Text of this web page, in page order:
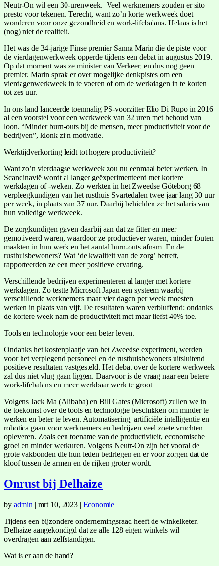
Neutr-On wil een 30-urenweek. Veel werknemers zouden er sito
presto voor tekenen. Terecht, want zo’n korte werkweek doet
wonderen voor onze gezondheid en work-lifebalans. Helaas is het
(nog) niet de realiteit.
Het was de 34-jarige Finse premier Sanna Marin die de piste voor
de vierdagenwerkweek opperde tijdens een debat in augustus 2019.
Op dat moment was ze minister van Verkeer, en dus nog geen
premier. Marin sprak er over mogelijke denkpistes om een
vierdagenwerkweek in te voeren of om de werkdagen in te korten
tot zes uur.
In ons land lanceerde toenmalig PS-voorzitter Elio Di Rupo in 2016
al een voorstel voor een werkweek van 32 uren met behoud van
loon. “Minder burn-outs bij de mensen, meer productiviteit voor de
bedrijven”, klonk zijn motivatie.
Werktijdverkorting leidt tot hogere productiviteit?
Want zo’n vierdaagse werkweek zou nu eenmaal beter werken. In
Scandinavië wordt al langer geëxperimenteerd met kortere
werkdagen of -weken. Zo werkten in het Zweedse Göteborg 68
verpleegkundigen van het rusthuis Svartedalen twee jaar lang 30 uur
per week, in plaats van 37 uur. Daarbij behielden ze het salaris van
hun volledige werkweek.
De zorgkundigen gaven daarbij aan dat ze fitter en meer
gemotiveerd waren, waardoor ze productiever waren, minder fouten
maakten in hun werk en het aantal burn-outs afnam. En de
rusthuisbewoners? Wat ‘de kwaliteit van de zorg’ betreft,
rapporteerden ze een meer positieve ervaring.
Verschillende bedrijven experimenteren al langer met kortere
werkdagen. Zo testte Microsoft Japan een systeem waarbij
verschillende werknemers maar vier dagen per week moesten
werken in plaats van vijf. De resultaten waren verbluffend: ondanks
de kortere week nam de productiviteit met maar liefst 40% toe.
Tools en technologie voor een beter leven.
Ondanks het kostenplaatje van het Zweedse experiment, werden
voor het verplegend personeel en de rusthuisbewoners uitsluitend
positieve resultaten vastgesteld. Het debat over de kortere werkweek
zal dus niet vlug gaan liggen. Daarvoor is de vraag naar een betere
work-lifebalans en meer werkbaar werk te groot.
Volgens Jack Ma (Alibaba) en Bill Gates (Microsoft) zullen we in
de toekomst over de tools en technologie beschikken om minder te
werken en beter te leven. Automatisering, artificiële intelligentie en
robotica gaan voor werknemers en bedrijven veel zoete vruchten
opleveren. Zoals een toename van de productiviteit, economische
groei en minder werkuren. Volgens Neutr-On zijn het vooral de
grote vakbonden die hun leden bedriegen en er voor zorgen dat de
kloof tussen de armen en de rijken groter wordt.
Onrust bij Delhaize
by admin | mrt 10, 2023 | Economie
Tijdens een bijzondere ondernemingsraad heeft de winkelketen
Delhaize aangekondigd dat ze alle 128 eigen winkels wil
overdragen aan zelfstandigen.
Wat is er aan de hand?